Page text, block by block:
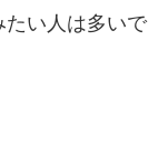
い人は多いで